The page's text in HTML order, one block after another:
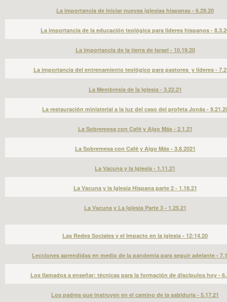
La importancia de iniciar nuevas iglesias hispanas - 6.29.20
La importancia de la educación teológica para líderes hispanos -
La importancia de la tierra de Israel - 10.19.20
La importancia del entrenamiento teológico para pastores y lideres -
La Membresía de la Iglesia - 3.22.21
La restauración ministerial a la luz del caso del profeta Jonás -
La Sobremesa con Café y Algo Más - 2.1.21
La Sobremesa con Café y Algo Más - 3.8.2021
La Vacuna y la Iglesia - 1.11.21
La Vacuna y la Iglesia Hispana parte 2 - 1.18.21
La Vacuna y La Iglesia Parte 3 - 1.25.21
Las Redes Sociales y el Impacto en la iglesia - 12:14.20
Lecciones aprendidas en medio de la pandemia para seguir adelante -
Los llamados a enseñar: técnicas para la formación de discípulos hoy -
Los padres que instruyen en el camino de la sabiduría - 5.17.21